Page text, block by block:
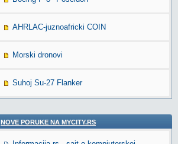
AHRLAC-juznoafricki COIN
Morski dronovi
Suhoj Su-27 Flanker
NOVE PORUKE NA MYCITY.RS